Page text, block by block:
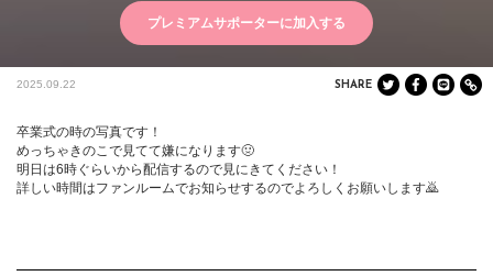
プレミアムサポーターに加入する
2025.09.22 SHARE
卒業式の時の写真です！
めっちゃきのこで見てて嫌になります🤢
明日は6時ぐらいから配信するので見にきてください！
詳しい時間はファンルームでお知らせするのでよろしくお願いします🙇